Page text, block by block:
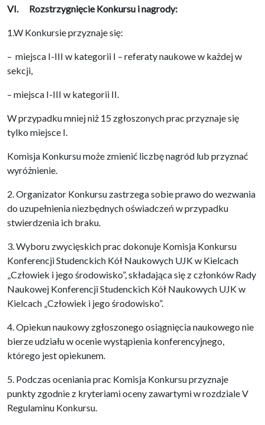
VI. Rozstrzygnięcie Konkursu i nagrody:
1.W Konkursie przyznaje się:
– miejsca I-III w kategorii I – referaty naukowe w każdej w
sekcji,
– miejsca I-III w kategorii II.
W przypadku mniej niż 15 zgłoszonych prac przyznaje się
tylko miejsce I.
Komisja Konkursu może zmienić liczbę nagród lub przyznać
wyróżnienie.
2. Organizator Konkursu zastrzega sobie prawo do wezwania
do uzupełnienia niezbędnych oświadczeń w przypadku
stwierdzenia ich braku.
3. Wyboru zwycięskich prac dokonuje Komisja Konkursu
Konferencji Studenckich Kół Naukowych UJK w Kielcach
„Człowiek i jego środowisko”, składająca się z członków Rady
Naukowej Konferencji Studenckich Kół Naukowych UJK w
Kielcach „Człowiek i jego środowisko”.
4. Opiekun naukowy zgłoszonego osiągnięcia naukowego nie
bierze udziału w ocenie wystąpienia konferencyjnego,
którego jest opiekunem.
5. Podczas oceniania prac Komisja Konkursu przyznaje
punkty zgodnie z kryteriami oceny zawartymi w rozdziale V
Regulaminu Konkursu.